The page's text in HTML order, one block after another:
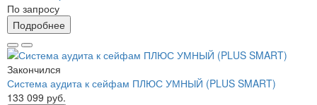
По запросу
Подробнее
Закончился
Система аудита к сейфам ПЛЮС УМНЫЙ (PLUS SMART)
133 099 руб.